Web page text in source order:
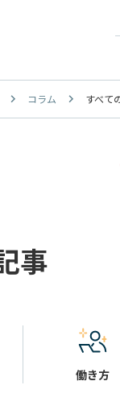
コラム すべて
事
働き方